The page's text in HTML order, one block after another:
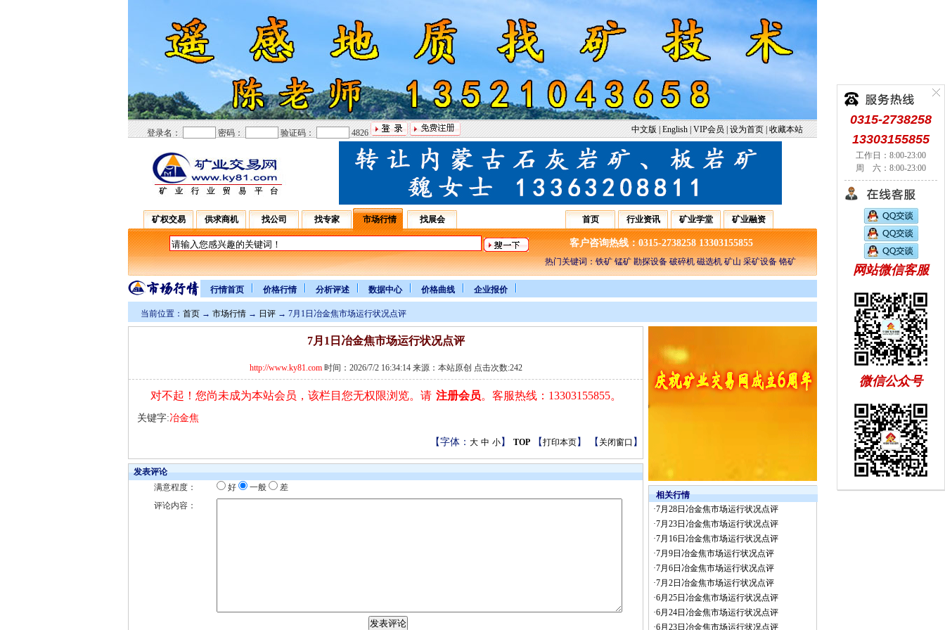
登录名： 密码： 验证码： 4826 中文版 English |VIP会员 设为首页 收藏本站
矿权交易 供求商机 找公司 找专家 市场行情 找展会 首页 行业资讯 矿业学堂 矿业融资
客户咨询热线：0315-2738258 13303155855
热门关键词：铁矿 锰矿 勘探设备 破碎机 磁选机 矿山 采矿设备 铬矿
行情首页 价格行情 分析评述 数据中心 价格曲线 企业报价
当前位置： 首页 → 市场行情 → 日评 → 7月1日冶金焦市场运行状况点评
7月1日冶金焦市场运行状况点评
http://www.ky81.com时间：2026/7/2 16:34:14 来源：本站原创 点击次数:242
对不起！您尚未成为本站会员，该栏目您无权限浏览。请 注册会员。客服热线：13303155855。
关键字:冶金焦
【字体： 大 中 小】 TOP 【打印本页】 【 关闭窗口 】
发表评论
满意程度：
好 一般
差
评论内容：
相关行情
·7月28日冶金焦市场运行状况点评
·7月23日冶金焦市场运行状况点评
·7月16日冶金焦市场运行状况点评
·7月9日冶金焦市场运行状况点评
·7月6日冶金焦市场运行状况点评
·7月2日冶金焦市场运行状况点评
·6月25日冶金焦市场运行状况点评
·6月24日冶金焦市场运行状况点评
·6月23日冶金焦市场运行状况点评
0315-2738258
13303155855
工作日：8:00-23:00
周 六：8:00-23:00
网站微信客服
微信公众号